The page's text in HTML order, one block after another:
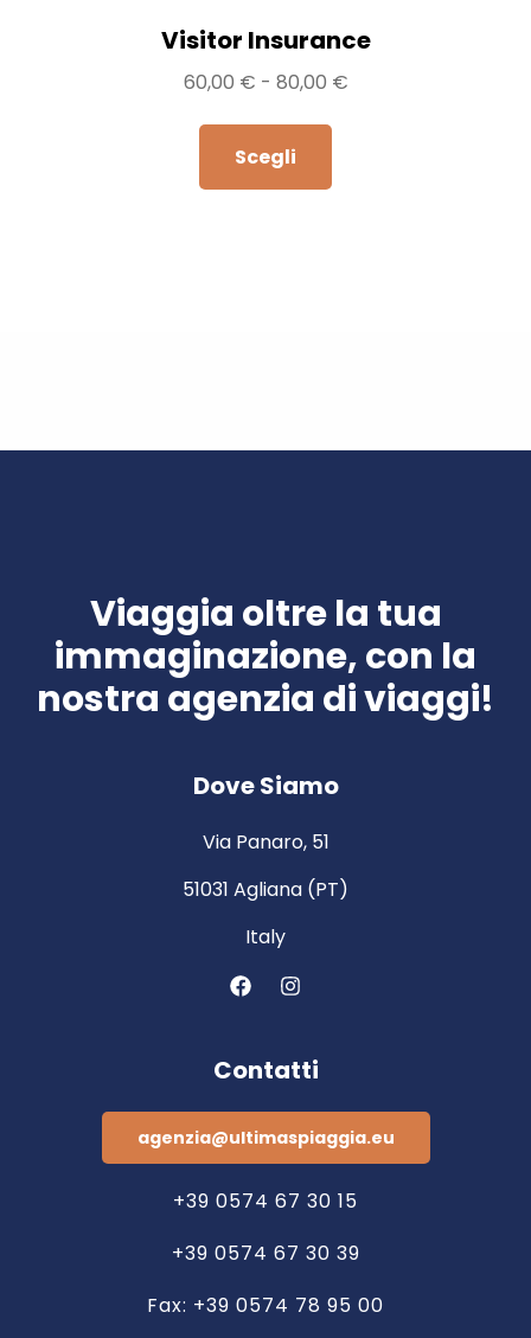
Visitor Insurance
60,00 € - 80,00 €
Scegli
Viaggia oltre la tua
immaginazione, con la
nostra agenzia di viaggi!
Dove Siamo
Via Panaro, 51
51031 Agliana (PT)
Italy
Contatti
agenzia@ultimaspiaggia.eu
+39 0574 67 30 15
+39 0574 67 30 39
Fax: +39 0574 78 95 00